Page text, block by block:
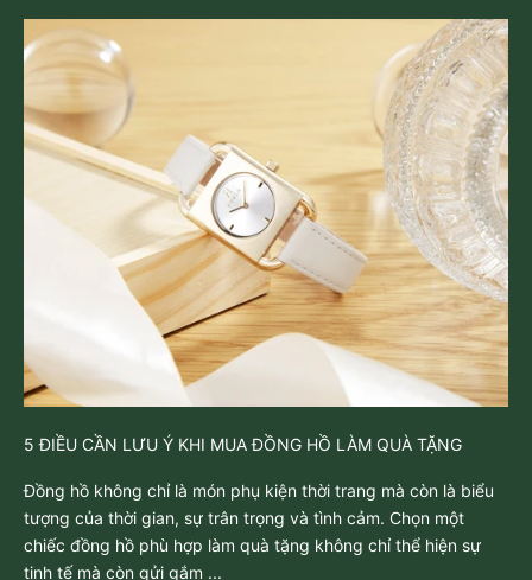
5 ĐIỀU CẦN LƯU Ý KHI MUA ĐỒNG HỒ LÀM QUÀ TẶNG
Đồng hồ không chỉ là món phụ kiện thời trang mà còn là biểu
tượng của thời gian, sự trân trọng và tình cảm. Chọn một
chiếc đồng hồ phù hợp làm quà tặng không chỉ thể hiện sự
tinh tế mà còn gửi gắm ...